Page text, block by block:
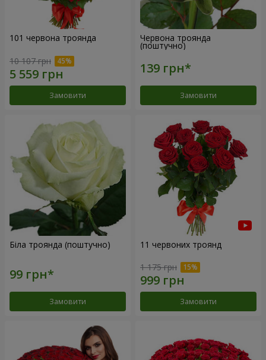
101 червона троянда
10 107 грн
Замовити
Червона троянда
(поштучно)
Замовити
Біла троянда (поштучно)
Замовити
11 червоних троянд
1 175 грн
Замовити